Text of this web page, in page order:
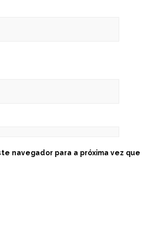
navegador para a próxima vez que